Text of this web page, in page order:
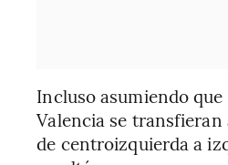
Incluso asumiendo
Valencia se transfieran
de centroizquierda a